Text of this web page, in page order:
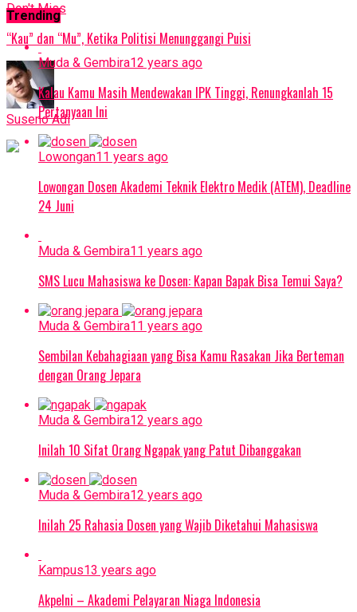
Don't Miss
“Kau” dan “Mu”, Ketika Politisi Menunggangi Puisi
Suseno Adi
Trending
Muda & Gembira12 years ago
Kalau Kamu Masih Mendewakan IPK Tinggi, Renungkanlah 15
Pertanyaan Ini
Lowongan11 years ago
Lowongan Dosen Akademi Teknik Elektro Medik (ATEM), Deadline
24 Juni
Muda & Gembira11 years ago
SMS Lucu Mahasiswa ke Dosen: Kapan Bapak Bisa Temui Saya?
Muda & Gembira11 years ago
Sembilan Kebahagiaan yang Bisa Kamu Rasakan Jika Berteman
dengan Orang Jepara
Muda & Gembira12 years ago
Inilah 10 Sifat Orang Ngapak yang Patut Dibanggakan
Muda & Gembira12 years ago
Inilah 25 Rahasia Dosen yang Wajib Diketahui Mahasiswa
Kampus13 years ago
Akpelni – Akademi Pelayaran Niaga Indonesia